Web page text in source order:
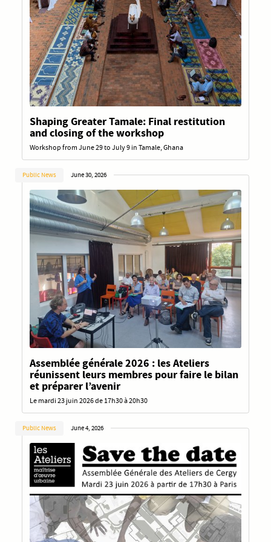
Shaping Greater Tamale: Final restitution
and closing of the workshop
Workshop from June 29 to July 9 in Tamale, Ghana
Public News June 30, 2026
Assemblée générale 2026 : les Ateliers
réunissent leurs membres pour faire le bilan
et préparer l’avenir
Le mardi 23 juin 2026 de 17h30 à 20h30
Public News June 4, 2026